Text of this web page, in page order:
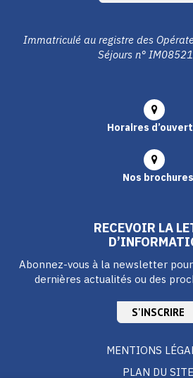
Immatriculé au registre des
Séjours n°
Horaires
Nos brochures
RECEVOIR LA
Abonnez-vous à la newsletter
dernières actualités ou des
S'INSCRIRE
MENTIONS
PLAN DU SITE